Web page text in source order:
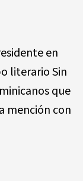
en
literario Sin
que
mención con